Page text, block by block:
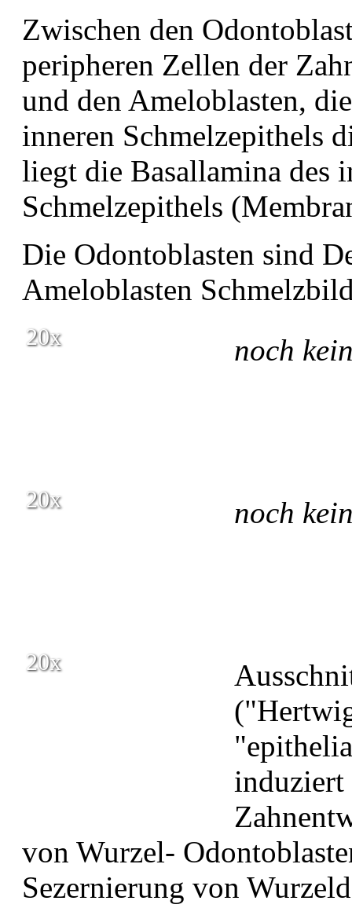
Zwischen den
peripheren Zellen der
und den Ameloblasten,
inneren Schmelzepithels
liegt die Basallamina des
Schmelzepithels
Die Odontoblasten sind
Ameloblasten
20x noch
20x noch
20x
induziert
von Wurzel-
Sezernierung von